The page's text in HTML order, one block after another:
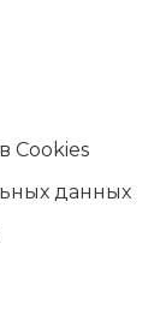
Cookies
данных